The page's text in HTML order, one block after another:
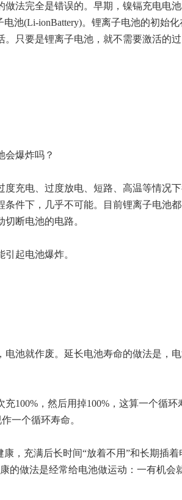
法完全是错误的。早期，镍镉充电电
池(Li-ionBattery)。锂离子电池的初始化
只要是锂离子电池，就不需要激活的过
爆炸吗？
充电、过度放电、短路、高温等情况
件下，几乎不可能。目前锂离子电池
断电池的电路。
起电池爆炸。
池就作废。延长电池寿命的做法是，
100%，然后用掉100%，这算一个循环
一个循环寿命。
，充满后长时间“放着不用”和长期插着
的做法是经常给电池做运动：一有机会